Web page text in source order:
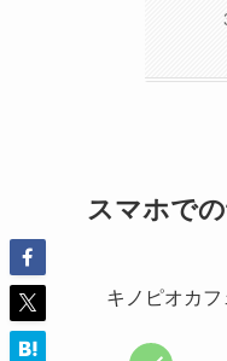
スマホで
キノピオカフ